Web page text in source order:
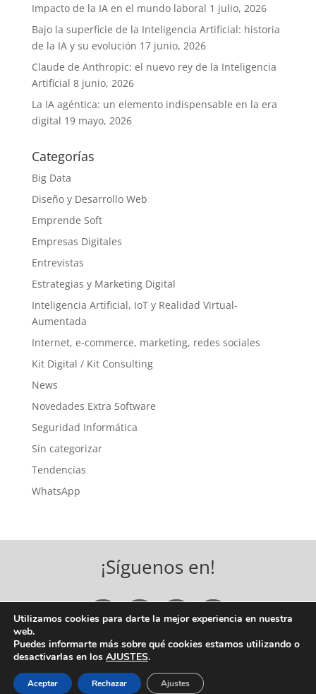
Impacto de la IA en el mundo laboral 1 julio, 2026
Bajo la superficie de la Inteligencia Artificial: historia
de la IA y su evolución 17 junio, 2026
Claude de Anthropic: el nuevo rey de la Inteligencia
Artificial 8 junio, 2026
La IA agéntica: un elemento indispensable en la era
digital 19 mayo, 2026
Categorías
Big Data
Diseño y Desarrollo Web
Emprende Soft
Empresas Digitales
Entrevistas
Estrategias y Marketing Digital
Inteligencia Artificial, IoT y Realidad Virtual-
Aumentada
Internet, e-commerce, marketing, redes sociales
Kit Digital / Kit Consulting
News
Novedades Extra Software
Seguridad Informática
Sin categorizar
Tendencias
WhatsApp
¡Síguenos en!
COPYRIGHT © 2026 EXTRA SOFTWARE, S.A. |
LEGALES, POLÍTICA DE PRIVACIDAD Y POLÍTICA DE
Utilizamos cookies para darte la mejor experiencia en nuestra
web.
Puedes informarte más sobre qué cookies estamos utilizando o
desactivarlas en los AJUSTES.
Aceptar Rechazar Ajustes